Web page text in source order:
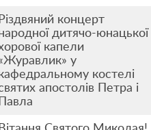
Різдвяний концерт
дитячо-юнацької
капели
у
костелі
апостолів Петра і
Павла